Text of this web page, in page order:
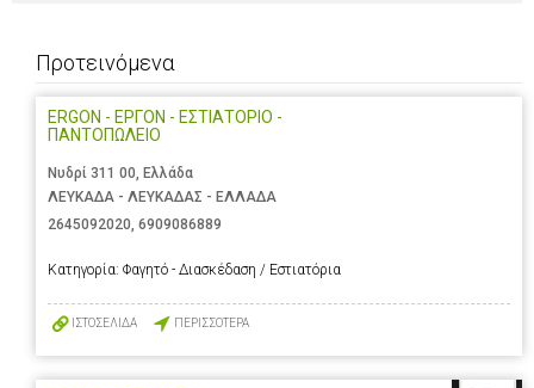
Προτεινόμενα
ERGON - ΕΡΓΟΝ - ΕΣΤΙΑΤΟΡΙΟ -
ΠΑΝΤΟΠΩΛΕΙΟ
Νυδρί 311 00, Ελλάδα
ΛΕΥΚΑΔΑ - ΛΕΥΚΑΔΑΣ - ΕΛΛΑΔΑ
2645092020 6909086889
Κατηγορία: Φαγητό - Διασκέδαση / Εστιατόρια
ΙΣΤΟΣΕΛΙΔΑ ΠΕΡΙΣΣΟΤΕΡΑ